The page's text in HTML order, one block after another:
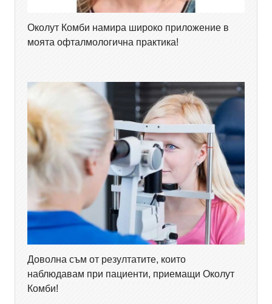
Околут Комби намира широко приложение в
моята офталмологична практика!
Доволна съм от резултатите, които
наблюдавам при пациенти, приемащи Околут
Комби!